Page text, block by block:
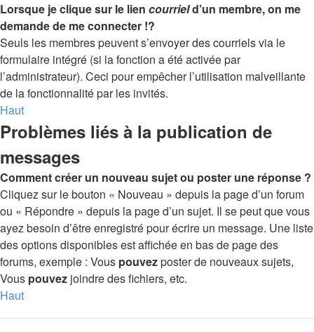
Lorsque je clique sur le lien courrield’un membre, on me
demande de me connecter !?
Seuls les membres peuvent s’envoyer des courriels via le
formulaire intégré (si la fonction a été activée par
l’administrateur). Ceci pour empêcher l’utilisation malveillante
de la fonctionnalité par les invités.
Haut
Problèmes liés à la publication de
messages
Comment créer un nouveau sujet ou poster une réponse ?
Cliquez sur le bouton « Nouveau » depuis la page d’un forum
ou « Répondre » depuis la page d’un sujet. Il se peut que vous
ayez besoin d’être enregistré pour écrire un message. Une liste
des options disponibles est affichée en bas de page des
forums, exemple : Vous pouvezposter de nouveaux sujets,
Vous pouvez joindre des fichiers, etc.
Haut